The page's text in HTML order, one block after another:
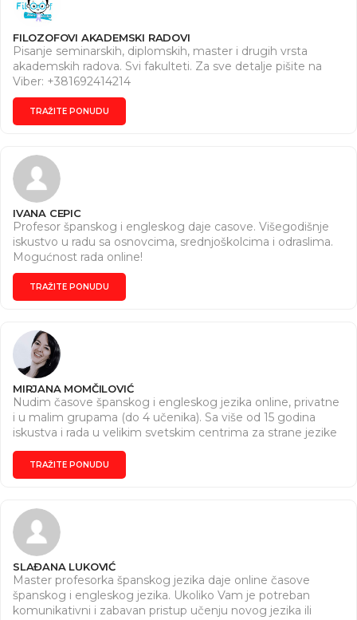
FILOZOFOVI AKADEMSKI RADOVI
Pisanje seminarskih, diplomskih, master i drugih vrsta
akademskih radova. Svi fakulteti. Za sve detalje pišite na
Viber: +381692414214
TRAŽITE PONUDU
IVANA CEPIC
Profesor španskog i engleskog daje casove. Višegodišnje
iskustvo u radu sa osnovcima, srednjoškolcima i odraslima.
Mogućnost rada online!
TRAŽITE PONUDU
MIRJANA MOMČILOVIĆ
Nudim časove španskog i engleskog jezika online, privatne
i u malim grupama (do 4 učenika). Sa više od 15 godina
iskustva i rada u velikim svetskim centrima za strane jezike
u Argentini i Srbiji, najviše koristim konverzacijsku metodu
uz koju od prvog časa imate rezultate i počinjete da
komunicirate na željenom jeziku. Po potrebi radim i
uključuju gostovanje kolega iz Argentine . Živela sam
godinama u Argentini, a kako španski tako i engleski jezik
svakodnevno koristim i poslovno i privatno.
TRAŽITE PONUDU
SLAĐANA LUKOVIĆ
Master profesorka španskog jezika daje online časove
španskog i engleskog jezika. Ukoliko Vam je potreban
komunikativni i zabavan pristup učenju novog jezika ili